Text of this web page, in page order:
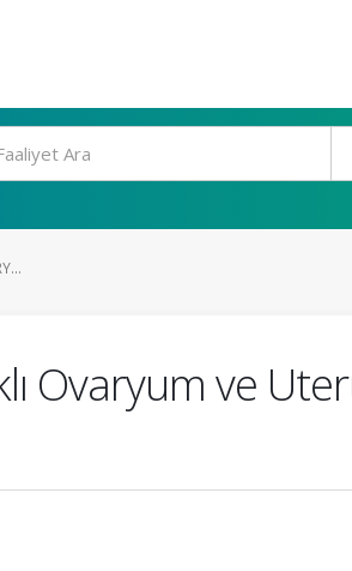
Ovaryum ve